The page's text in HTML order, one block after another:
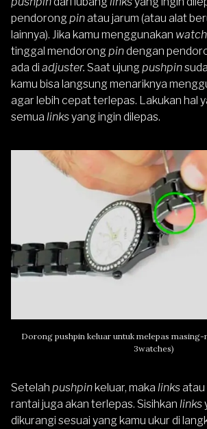
pendorong pinatau jarum (atau alat
lainnya). Jika kamu menggunakan
tinggal mendorong pindengan
ada di adjuster. Saat ujung pushpin
kamu bisa langsung menariknya
agar lebih cepat terlepas. Lakukan hal
semua linksyang ingin dilepas.
Dorong pushpin keluar untuk melepas masing-
3watches)
Setelah pushpinkeluar, maka linksatau
rantai juga akan terlepas. Sisihkan links
dikurangi sesuai yang kamu ukur di